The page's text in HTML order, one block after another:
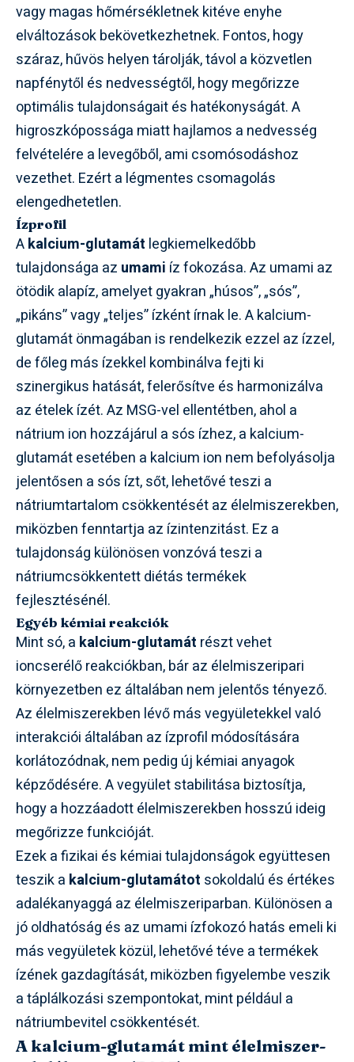
vagy magas hőmérsékletnek kitéve enyhe
elváltozások bekövetkezhetnek. Fontos, hogy
száraz, hűvös helyen tárolják, távol a közvetlen
napfénytől és nedvességtől, hogy megőrizze
optimális tulajdonságait és hatékonyságát. A
higroszkópossága miatt hajlamos a nedvesség
felvételére a levegőből, ami csomósodáshoz
vezethet. Ezért a légmentes csomagolás
elengedhetetlen.
Ízprofil
Akalcium-glutamát legkiemelkedőbb
tulajdonsága az umami íz fokozása. Az umami az
ötödik alapíz, amelyet gyakran „húsos”, „sós”,
„pikáns” vagy „teljes” ízként írnak le. A kalcium-
glutamát önmagában is rendelkezik ezzel az ízzel,
de főleg más ízekkel kombinálva fejti ki
szinergikus hatását, felerősítve és harmonizálva
az ételek ízét. Az MSG-vel ellentétben, ahol a
nátrium ion hozzájárul a sós ízhez, a kalcium-
glutamát esetében a kalcium ion nem befolyásolja
jelentősen a sós ízt, sőt, lehetővé teszi a
nátriumtartalom csökkentését az élelmiszerekben,
miközben fenntartja az ízintenzitást. Ez a
tulajdonság különösen vonzóvá teszi a
nátriumcsökkentett diétás termékek
fejlesztésénél.
Egyéb kémiai reakciók
Mint só, a kalcium-glutamát részt vehet
ioncserélő reakciókban, bár az élelmiszeripari
környezetben ez általában nem jelentős tényező.
Az élelmiszerekben lévő más vegyületekkel való
interakciói általában az ízprofil módosítására
korlátozódnak, nem pedig új kémiai anyagok
képződésére. A vegyület stabilitása biztosítja,
hogy a hozzáadott élelmiszerekben hosszú ideig
megőrizze funkcióját.
Ezek a fizikai és kémiai tulajdonságok együttesen
teszik a kalcium-glutamátot sokoldalú és értékes
adalékanyaggá az élelmiszeriparban. Különösen a
jó oldhatóság és az umami ízfokozó hatás emeli ki
más vegyületek közül, lehetővé téve a termékek
ízének gazdagítását, miközben figyelembe veszik
a táplálkozási szempontokat, mint például a
nátriumbevitel csökkentését.
A kalcium-glutamát mint élelmiszer-